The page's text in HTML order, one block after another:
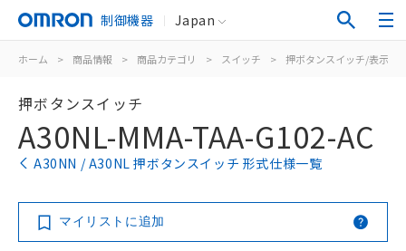
制御機器 Japan
ホーム > 商品情報 > 商品カテゴリ > スイッチ > 押ボタンスイッチ/表示灯
押ボタンスイッチ
A30NL-MMA-TAA-G102-AC
A30NN / A30NL 押ボタンスイッチ 形式仕様一覧
マイリストに追加